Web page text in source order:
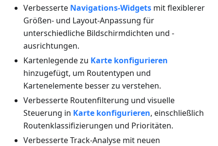
Verbesserte Navigations-Widgets mit flexiblerer
Größen- und Layout-Anpassung für
unterschiedliche Bildschirmdichten und -
ausrichtungen.
Kartenlegende zu Karte konfigurieren
hinzugefügt, um Routentypen und
Kartenelemente besser zu verstehen.
Verbesserte Routenfilterung und visuelle
Steuerung in Karte konfigurieren, einschließlich
Routenklassifizierungen und Prioritäten.
Verbesserte Track-Analyse mit neuen